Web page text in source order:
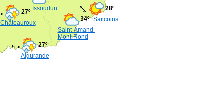
Châteauroux
27º Issoudun
Saint-Amand-
Mont-Rond
34º Sancoins
28º
Aigurande
27º